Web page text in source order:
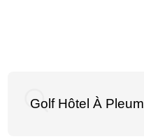
Golf Hôtel À